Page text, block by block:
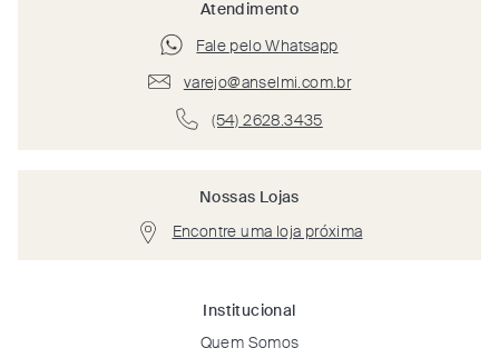
Atendimento
Fale pelo Whatsapp
varejo@anselmi.com.br
(54) 2628.3435
Nossas Lojas
Encontre uma loja próxima
Institucional
Quem Somos